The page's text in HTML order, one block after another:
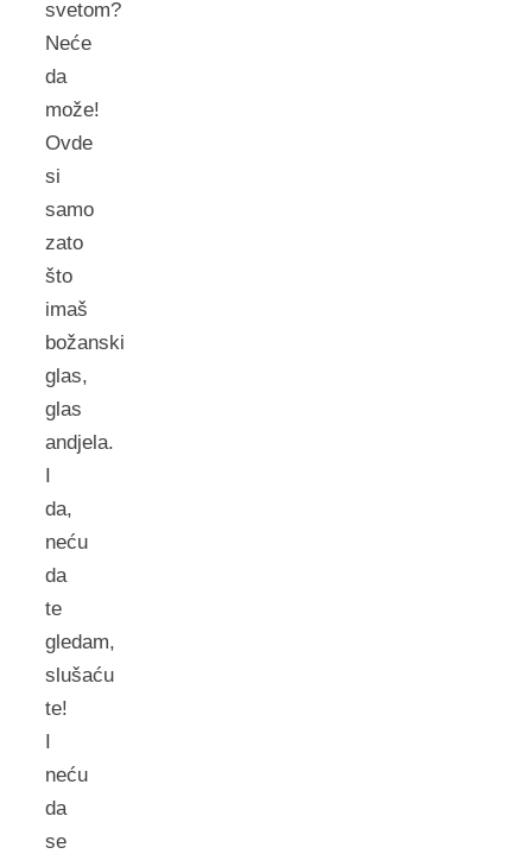
svetom?
Neće
da
može!
Ovde
si
samo
zato
što
imaš
božanski
glas,
glas
andjela.
I
da,
neću
da
te
gledam,
slušaću
te!
I
neću
da
se